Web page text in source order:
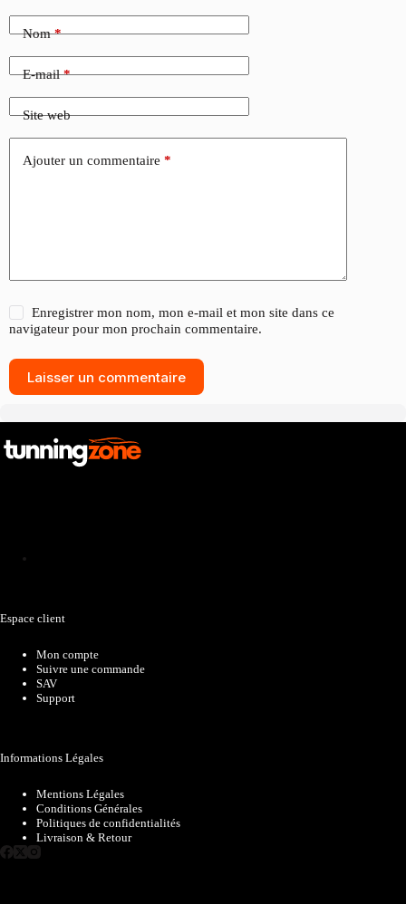
Nom*
E-mail*
Site web
Ajouter un commentaire *
Enregistrer mon nom, mon e-mail et mon site dans ce
navigateur pour mon prochain commentaire.
Laisser un commentaire
Espace client
Mon compte
Suivre une commande
SAV
Support
Informations Légales
Mentions Légales
Conditions Générales
Politiques de confidentialités
Livraison & Retour